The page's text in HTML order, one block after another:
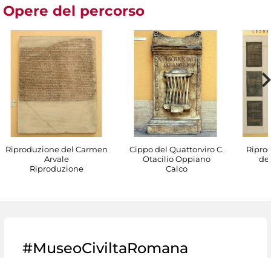
Opere del percorso
Riproduzione del Carmen
Arvale
Riproduzione
Cippo del Quattorviro C.
Otacilio Oppiano
Calco
#MuseoCiviltaRomana